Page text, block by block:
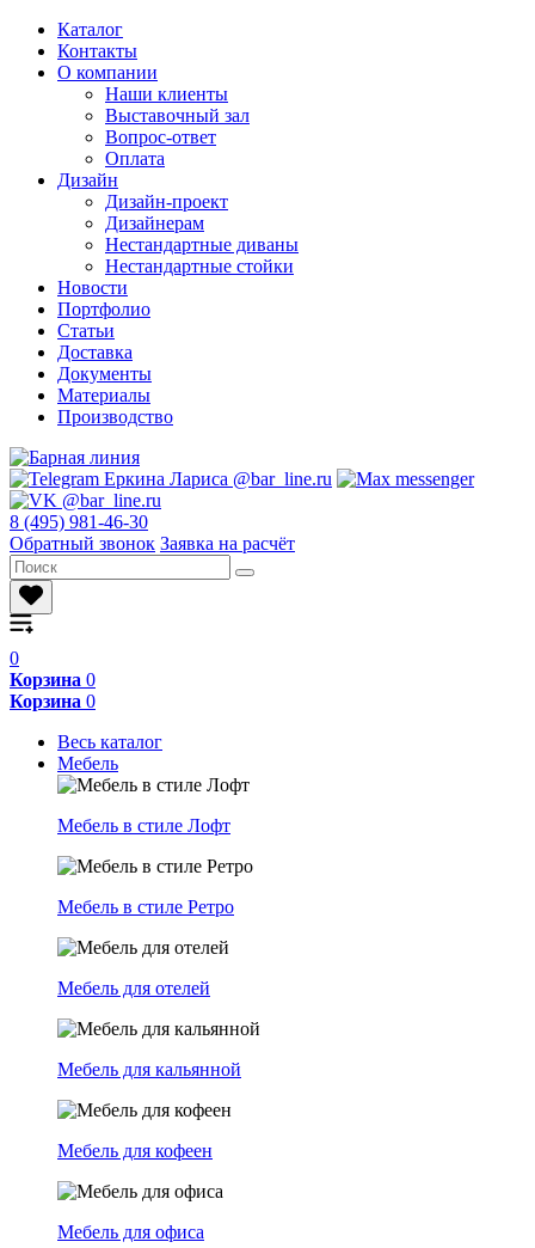
Каталог
Контакты
О компании
Наши клиенты
Выставочный зал
Вопрос-ответ
Оплата
Дизайн
Дизайн-проект
Дизайнерам
Нестандартные диваны
Нестандартные стойки
Новости
Портфолио
Статьи
Доставка
Документы
Материалы
Производство
8 (495) 981-46-30
Обратный звонок Заявка на расчёт
0
Корзина 0
Корзина 0
Весь каталог
Мебель
Мебель в стиле Лофт
Мебель в стиле Ретро
Мебель для отелей
Мебель для кальянной
Мебель для кофеен
Мебель для офиса